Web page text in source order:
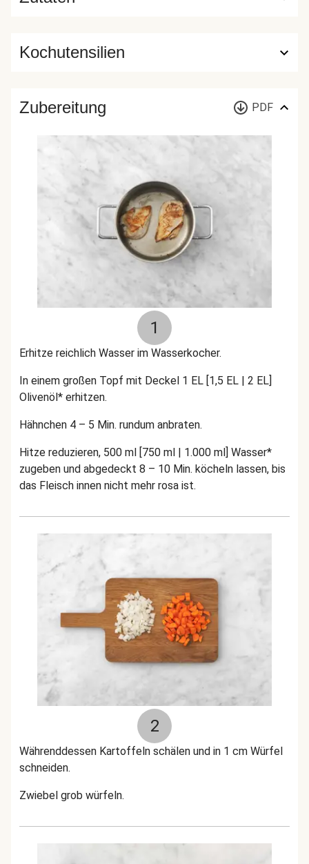
Kochutensilien
Zubereitung PDF
1
Erhitze reichlich Wasser im Wasserkocher.
In einem großen Topf mit Deckel 1 EL [1,5 EL | 2 EL]
Olivenöl* erhitzen.
Hähnchen 4 – 5 Min. rundum anbraten.
Hitze reduzieren, 500 ml [750 ml | 1.000 ml] Wasser*
zugeben und abgedeckt 8 – 10 Min. köcheln lassen, bis
das Fleisch innen nicht mehr rosa ist.
2
Währenddessen Kartoffeln schälen und in 1 cm Würfel
schneiden.
Zwiebel grob würfeln.